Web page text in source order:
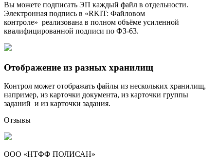
Вы можете подписать ЭП каждый файл в отдельности.
Электронная подпись в «RKIT: Файловом
контроле» реализована в полном объёме усиленной
квалифицированной подписи по ФЗ-63.
Отображение из разных хранилищ
Контрол может отображать файлы из нескольких хранилищ,
например, из карточки документа, из карточки группы
заданий и из карточки задания.
Отзывы
ООО «НТФФ ПОЛИСАН»